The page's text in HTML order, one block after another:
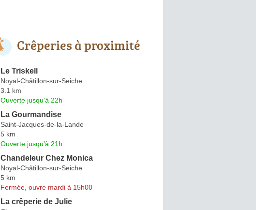
Crêperies à proximité
Le Triskell
Noyal-Châtillon-sur-Seiche
3.1 km
Ouverte jusqu'à 22h
La Gourmandise
Saint-Jacques-de-la-Lande
5 km
Ouverte jusqu'à 21h
Chandeleur Chez Monica
Noyal-Châtillon-sur-Seiche
5 km
Fermée, ouvre mardi à 15h00
La crêperie de Julie